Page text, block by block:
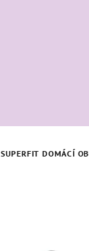
SUPERFIT DOMÁCÍ